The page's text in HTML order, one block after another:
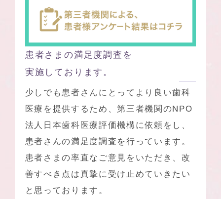
患者さまの満足度調査を
実施しております。
少しでも患者さんにとってより良い⻭科
医療を提供するため、第三者機関のNPO
法人日本⻭科医療評価機構に依頼をし、
患者さんの満足度調査を行っています。
患者さまの率直なご意見をいただき、改
善すべき点は真摯に受け止めていきたい
と思っております。